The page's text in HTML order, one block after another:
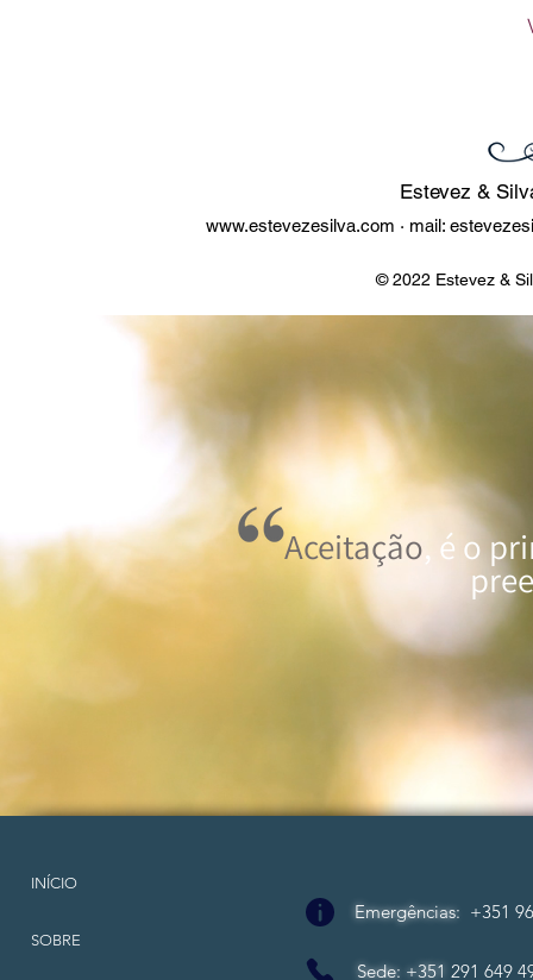
Estevez &
www.estevezesilva.com · mail:
© 2022 Estevez &
Aceitação, é o
INÍCIO
SOBRE
Emergências: +351
Sede: +351 291 649